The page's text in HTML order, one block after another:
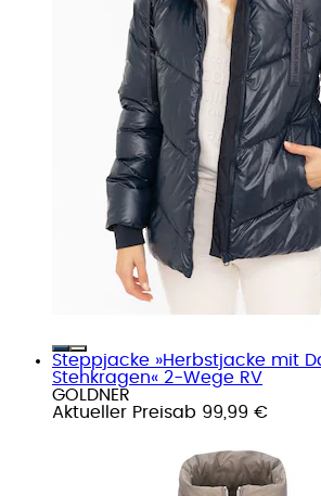
Steppjacke »Herbstjacke mit
Stehkragen« 2-Wege RV
GOLDNER
Aktueller Preisab 99,99 €